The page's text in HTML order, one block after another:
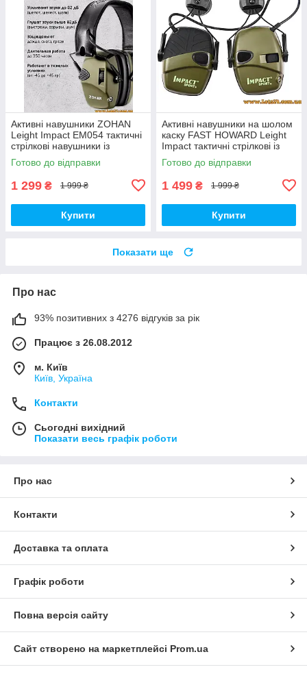
Активні навушники ZOHAN
Leight Impact EM054 тактичні
стрілкові навушники із
шумозаглушенням для
стрільців військових
Готово до відправки
1 299 ₴ 1 999 ₴
Купити
Активні навушники на шолом
каску FAST HOWARD Leight
Impact тактичні стрілкові із
шумозаглушенням для
військових стрільців ФАСТ
Готово до відправки
1 499 ₴ 1 999 ₴
Купити
Показати ще
Про нас
93% позитивних з 4276 відгуків за рік
Працює з 26.08.2012
м. Київ
Київ, Україна
Контакти
Сьогодні вихідний
Показати весь графік роботи
Про нас
Контакти
Доставка та оплата
Графік роботи
Повна версія сайту
Сайт створено на маркетплейсі Prom.ua